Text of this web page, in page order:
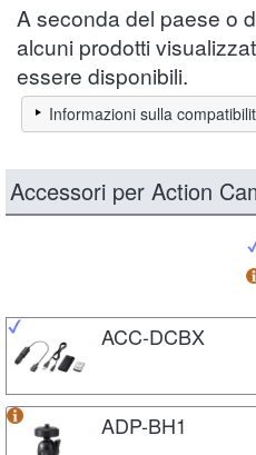
A seconda del paese o
alcuni prodotti
essere disponibili.
Informazioni sulla
Accessori per Action
ACC-DCBX
ADP-BH1